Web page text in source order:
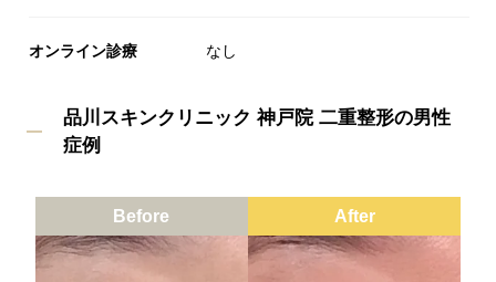
オンライン診療 なし
品川スキンクリニック 神戸院 二重整形の男性
症例
Before After